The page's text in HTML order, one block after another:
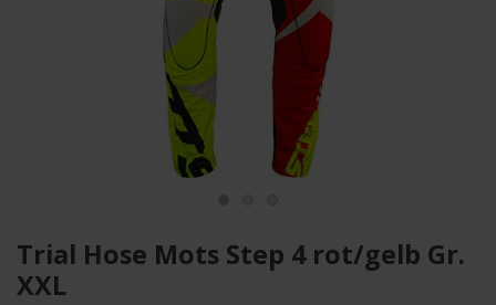
Trial Hose Mots Step 4 rot/gelb Gr.
XXL